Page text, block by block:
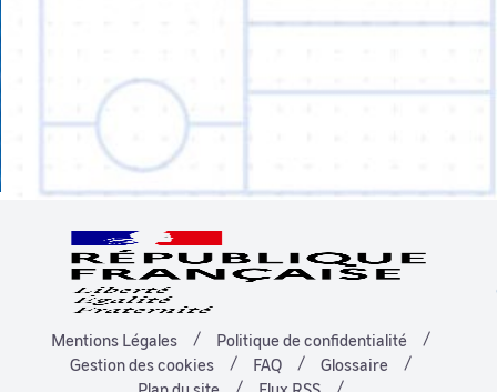
Mentions Légales
Politique de confidentialité
Gestion des cookies
FAQ
Glossaire